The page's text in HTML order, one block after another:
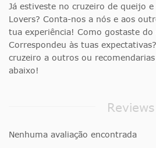
Já estiveste no cruzeiro de queijo
Lovers? Conta-nos a nós e aos
tua experiência! Como gostaste do
Correspondeu às tuas
cruzeiro a outros ou
abaixo!
Reviews
Nenhuma avaliação encontrada